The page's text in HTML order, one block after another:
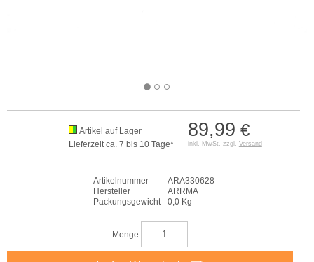
89,99 €
inkl. MwSt. zzgl. Versand
Artikel auf Lager
Lieferzeit ca. 7 bis 10 Tage*
Artikelnummer
ARA330628
Hersteller
ARRMA
Packungsgewicht
0,0 Kg
Menge